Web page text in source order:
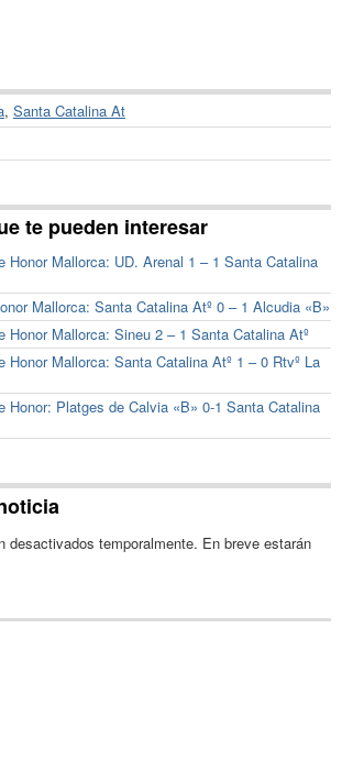
, Santa Catalina At
te pueden interesar
Honor Mallorca: UD. Arenal 1 – 1 Santa Catalina
Mallorca: Santa Catalina Atº 0 – 1 Alcudia «B»
Honor Mallorca: Sineu 2 – 1 Santa Catalina Atº
Honor Mallorca: Santa Catalina Atº 1 – 0 Rtvº La
Honor: Platges de Calvia «B» 0-1 Santa Catalina
desactivados temporalmente. En breve estarán